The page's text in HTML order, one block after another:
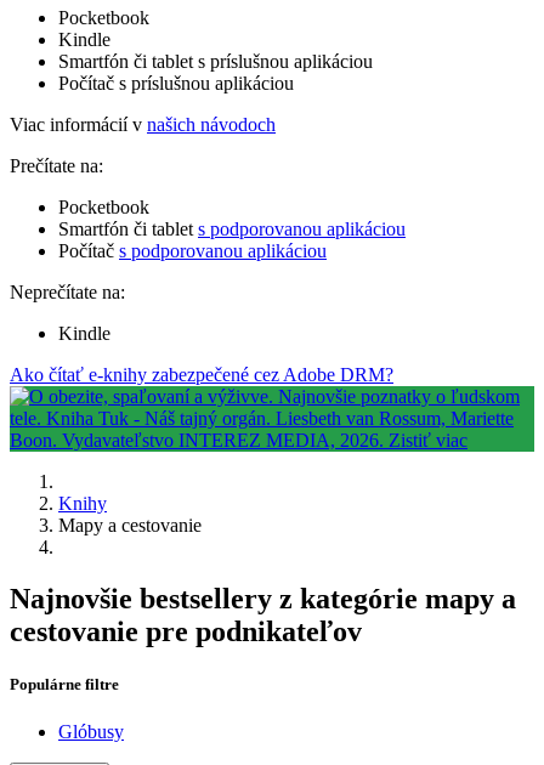
Pocketbook
Kindle
Smartfón či tablet s príslušnou aplikáciou
Počítač s príslušnou aplikáciou
Viac informácií v našich návodoch
Prečítate na:
Pocketbook
Smartfón či tablet s podporovanou aplikáciou
Počítač s podporovanou aplikáciou
Neprečítate na:
Kindle
Ako čítať e-knihy zabezpečené cez Adobe DRM?
Knihy
Mapy a cestovanie
Najnovšie bestsellery z kategórie mapy a
cestovanie pre podnikateľov
Populárne filtre
Glóbusy